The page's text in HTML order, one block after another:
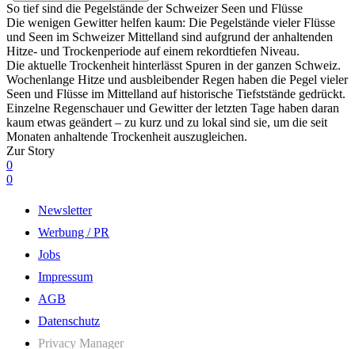
So tief sind die Pegelstände der Schweizer Seen und Flüsse
Die wenigen Gewitter helfen kaum: Die Pegelstände vieler Flüsse
und Seen im Schweizer Mittelland sind aufgrund der anhaltenden
Hitze- und Trockenperiode auf einem rekordtiefen Niveau.
Die aktuelle Trockenheit hinterlässt Spuren in der ganzen Schweiz.
Wochenlange Hitze und ausbleibender Regen haben die Pegel vieler
Seen und Flüsse im Mittelland auf historische Tiefststände gedrückt.
Einzelne Regenschauer und Gewitter der letzten Tage haben daran
kaum etwas geändert – zu kurz und zu lokal sind sie, um die seit
Monaten anhaltende Trockenheit auszugleichen.
Zur Story
0
0
Newsletter
Werbung / PR
Jobs
Impressum
AGB
Datenschutz
Privacy Manager